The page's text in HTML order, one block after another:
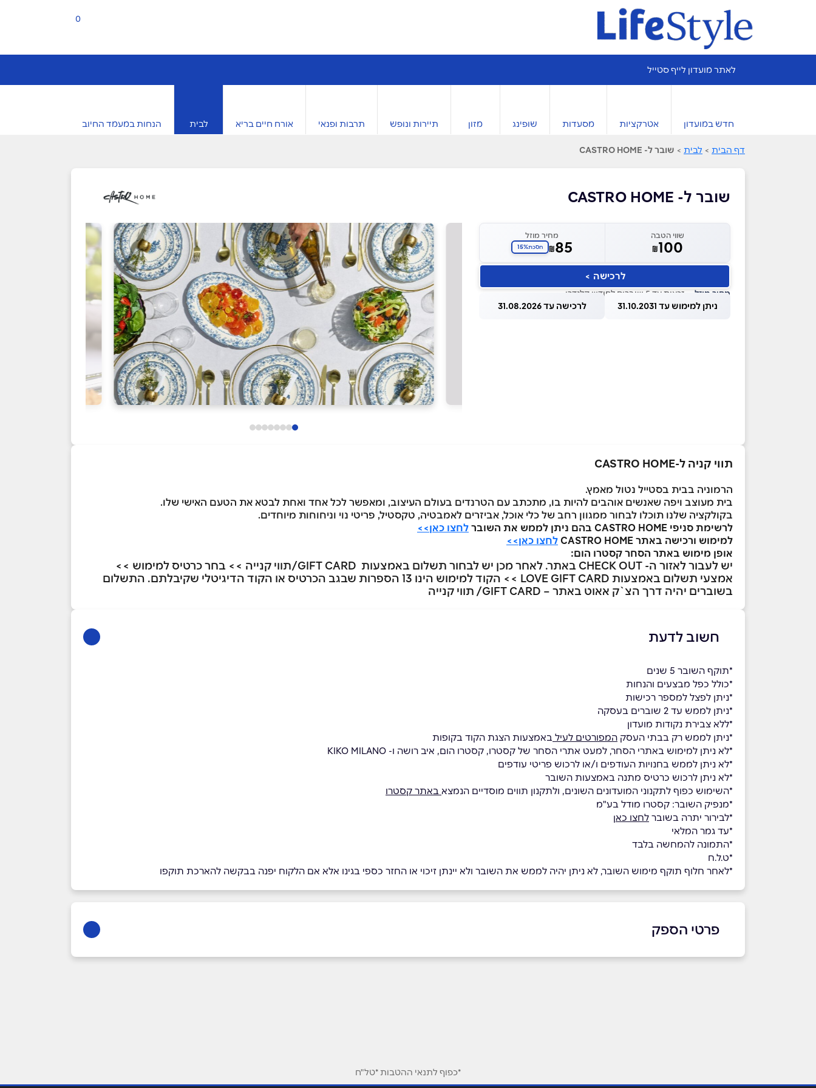
0
לאתר מועדון לייף סטייל
חדש במועדון אטרקציות מסעדות שופינג מזון תיירות ונופש תרבות ופנאי אורח חיים בריא לבית הנחות במעמד החיוב
דף הבית > לבית > שובר ל- CASTRO HOME
שובר ל- CASTRO HOME
שווי הטבה
₪100
מחיר מוזל
₪85 חסכת15%
לרכישה >
מחיר מוזל — זכאות עד 5 שוברים לחודש קלנדרי
ניתן למימוש עד 31.10.2031 לרכישה עד 31.08.2026
תווי קניה ל-CASTRO HOME
הרמוניה בבית בסטייל נטול מאמץ.
בית מעוצב ויפה שאנשים אוהבים להיות בו, מתכתב עם הטרנדים בעולם העיצוב, ומאפשר לכל אחד ואחת לבטא את הטעם האישי שלו.
בקולקציה שלנו תוכלו לבחור ממגוון רחב של כלי אוכל, אביזרים לאמבטיה, טקסטיל, פריטי נוי וניחוחות מיוחדים.
לרשימת סניפי CASTRO HOME בהם ניתן לממש את השובר
לחצו כאן>>
למימוש ורכישה באתר CASTRO HOME
לחצו כאן>>
אופן מימוש באתר הסחר קסטרו הום:
יש לעבור לאזור ה- CHECK OUT באתר. לאחר מכן יש לבחור תשלום באמצעות GIFT CARD/תווי קנייה >> בחר כרטיס למימוש >>
אמצעי תשלום באמצעות LOVE GIFT CARD >> הקוד למימוש הינו 13 הספרות שבגב הכרטיס או הקוד הדיגיטלי שקיבלתם. התשלום
בשוברים יהיה דרך הצ`ק אאוט באתר – GIFT CARD/ תווי קנייה
חשוב לדעת
*תוקף השובר 5 שנים
*כולל כפל מבצעים והנחות
*ניתן לפצל למספר רכישות
*ניתן לממש עד 2 שוברים בעסקה
*ללא צבירת נקודות מועדון
*ניתן לממש רק בבתי העסק המפורטים לעיל באמצעות הצגת הקוד בקופות
*לא ניתן למימוש באתרי הסחר, למעט אתרי הסחר של קסטרו, קסטרו הום, איב רושה ו- KIKO MILANO
*לא ניתן לממש בחנויות העודפים ו/או לרכוש פריטי עודפים
*לא ניתן לרכוש כרטיס מתנה באמצעות השובר
*השימוש כפוף לתקנוני המועדונים השונים, ולתקנון תווים מוסדיים הנמצא באתר קסטרו
*מנפיק השובר: קסטרו מודל בע"מ
*לבירור יתרה בשובר לחצו כאן
*עד גמר המלאי
*התמונה להמחשה בלבד
*ט.ל.ח
*לאחר חלוף תוקף מימוש השובר, לא ניתן יהיה לממש את השובר ולא יינתן זיכוי או החזר כספי בגינו אלא אם הלקוח יפנה בבקשה להארכת תוקפו
פרטי הספק
*כפוף לתנאי ההטבות *טל"ח